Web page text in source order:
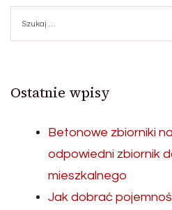
Ostatnie wpisy
Betonowe zbiorniki
odpowiedni zbiornik
mieszkalnego
Jak dobrać